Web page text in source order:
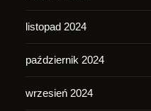
listopad 2024
październik 2024
wrzesień 2024